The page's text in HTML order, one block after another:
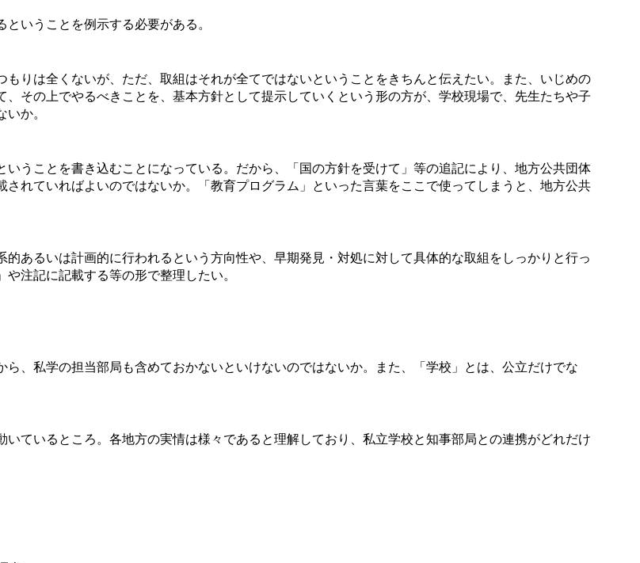
いうことを例示する必要がある。
りは全くないが、ただ、取組はそれが全てではないということをきちんと伝えたい。また、いじめの
その上でやるべきことを、基本方針として提示していくという形の方が、学校現場で、先生たちや子
か。
うことを書き込むことになっている。だから、「国の方針を受けて」等の追記により、地方公共団体
れていればよいのではないか。「教育プログラム」といった言葉をここで使ってしまうと、地方公共
あるいは計画的に行われるという方向性や、早期発見・対処に対して具体的な取組をしっかりと行っ
注記に記載する等の形で整理したい。
、私学の担当部局も含めておかないといけないのではないか。また、「学校」とは、公立だけでな
ているところ。各地方の実情は様々であると理解しており、私立学校と知事部局との連携がどれだけ